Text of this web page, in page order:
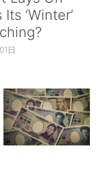
‘Winter’
日